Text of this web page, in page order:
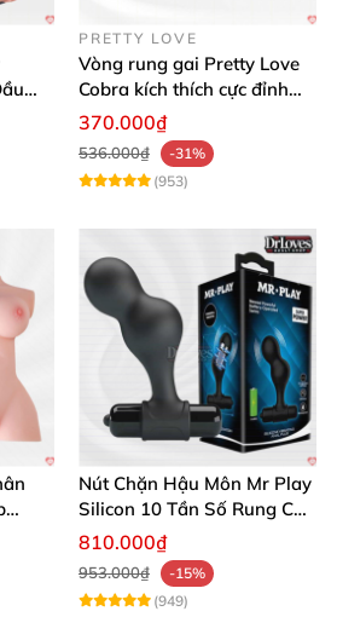
PRETTY LOVE
Vòng rung gai Pretty Love
Cobra kích thích cực đỉnh
trải nghiệm
370.000₫
536.000₫
-31%
(953)
Nút Chặn Hậu Môn Mr Play
Silicon 10 Tần Số Rung Cao
Cấp
810.000₫
953.000₫
-15%
(949)